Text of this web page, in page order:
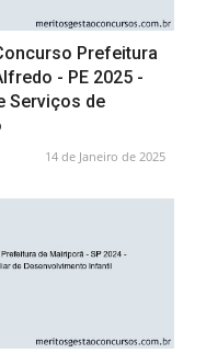
Prefeitura
- PE 2025 -
Serviços de
14 de Janeiro de 2025